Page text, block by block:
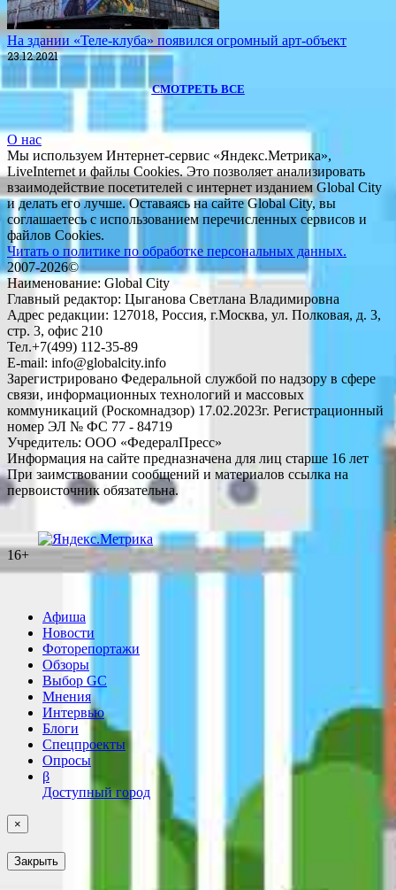
​На здании «Теле-клуба» появился огромный арт-объект
23.12.2021
СМОТРЕТЬ ВСЕ
О нас
Мы используем Интернет-сервис «Яндекс.Метрика»,
LiveInternet и файлы Cookies. Это позволяет анализировать
взаимодействие посетителей с интернет изданием Global City
и делать его лучше. Оставаясь на сайте Global City, вы
соглашаетесь с использованием перечисленных сервисов и
файлов Cookies.
Читать о политике по обработке персональных данных.
2007-2026©
Наименование: Global City
Главный редактор: Цыганова Светлана Владимировна
Адрес редакции: 127018, Россия, г.Москва, ул. Полковая, д. 3,
стр. 3, офис 210
Тел.+7(499) 112-35-89
E-mail: info@globalcity.info
Зарегистрировано Федеральной службой по надзору в сфере
связи, информационных технологий и массовых
коммуникаций (Роскомнадзор) 17.02.2023г. Регистрационный
номер ЭЛ № ФС 77 - 84719
Учредитель: ООО «ФедералПресс»
Информация на сайте предназначена для лиц старше 16 лет
При заимствовании сообщений и материалов ссылка на
первоисточник обязательна.
16+
Афиша
Новости
Фоторепортажи
Обзоры
Выбор GC
Мнения
Интервью
Блоги
Спецпроекты
Опросы
β
Доступный город
×
Закрыть